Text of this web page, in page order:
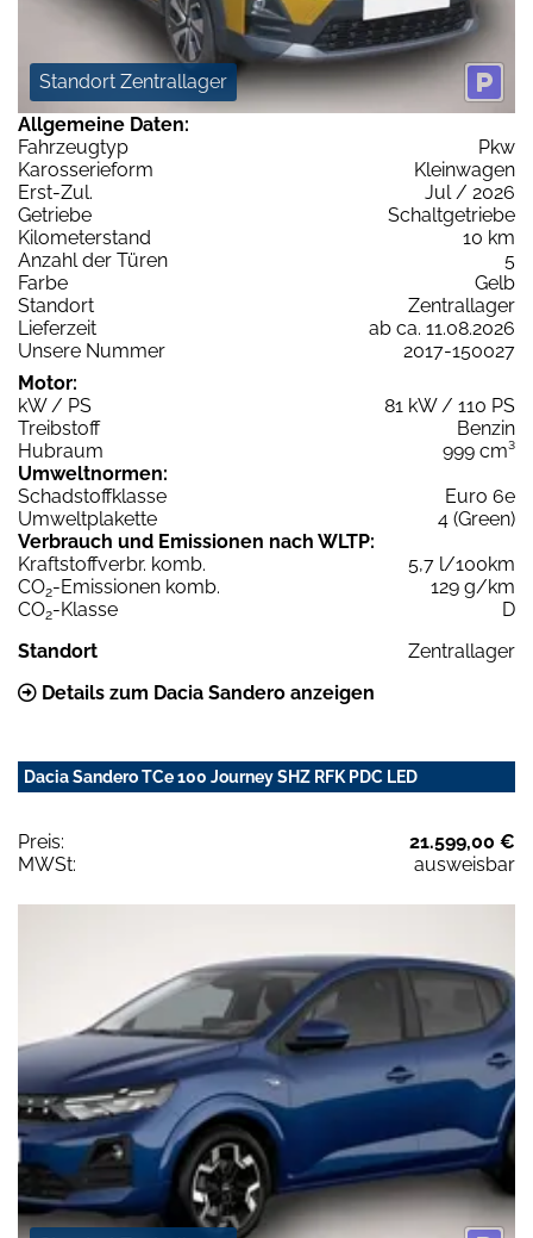
Standort Zentrallager
Allgemeine Daten:
Fahrzeugtyp
Pkw
Karosserieform
Kleinwagen
Erst-Zul.
Jul / 2026
Getriebe
Schaltgetriebe
Kilometerstand
10 km
Anzahl der Türen
5
Farbe
Gelb
Standort
Zentrallager
Lieferzeit
ab ca. 11.08.2026
Unsere Nummer
2017-150027
Motor:
kW / PS
81 kW / 110 PS
Treibstoff
Benzin
Hubraum
999 cm³
Umweltnormen:
Schadstoffklasse
Euro 6e
Umweltplakette
4 (Green)
Verbrauch und Emissionen nach WLTP:
Kraftstoffverbr. komb.
5,7 l/100km
CO2-Emissionen komb.
129 g/km
CO2-Klasse
D
Standort
Zentrallager
Details zum Dacia Sandero anzeigen
Dacia Sandero TCe 100 Journey SHZ RFK PDC LED
Preis:
21.599,00 €
MWSt:
ausweisbar